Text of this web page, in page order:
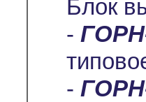
Блок
-
-